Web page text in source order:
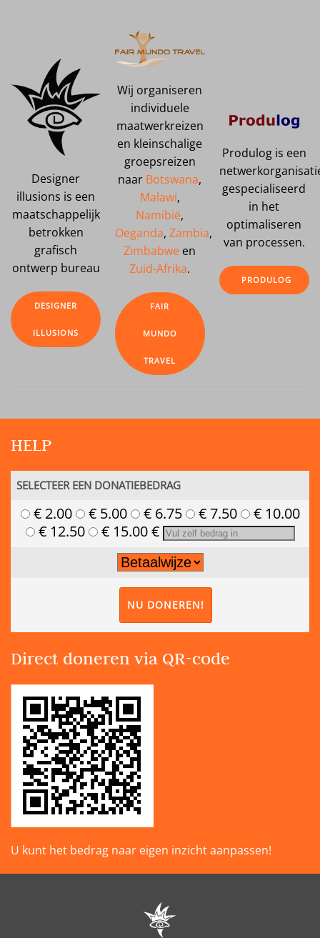
Designer
illusions is een
maatschappelijk
betrokken
grafisch
ontwerp bureau
DESIGNER
ILLUSIONS
Wij organiseren
individuele
maatwerkreizen
en kleinschalige
groepsreizen
naar Botswana,
Malawi,
Namibië,
Oeganda, Zambia,
Zimbabwe en
Zuid-Afrika.
FAIR
MUNDO
TRAVEL
Produlog is een
gespecialiseerd
in het
optimaliseren
van processen.
PRODULOG
HELP
SELECTEER EEN DONATIEBEDRAG
€ 2.00 € 5.00 € 6.75 € 7.50
€ 10.00
€ 12.50
€ 15.00€
Direct doneren via QR-code
U kunt het bedrag naar eigen inzicht aanpassen!